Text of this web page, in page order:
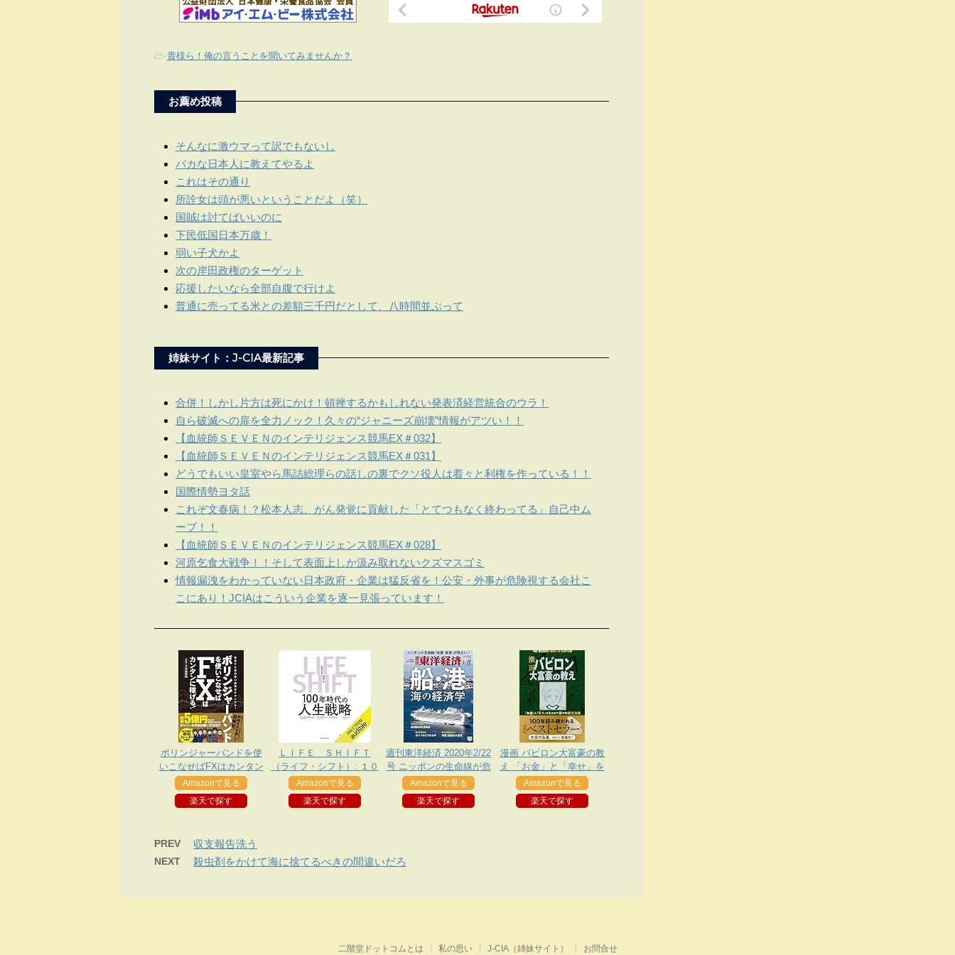
-貴様ら！俺の言うことを聞いてみませんか？
お薦め投稿
そんなに激ウマって訳でもないし
バカな日本人に教えてやるよ
これはその通り
所詮女は頭が悪いということだよ（笑）
国賊は討てばいいのに
下民低国日本万歳！
弱い子犬かよ
次の岸田政権のターゲット
応援したいなら全部自腹で行けよ
普通に売ってる米との差額三千円だとして、八時間並ぶって
姉妹サイト：J-CIA最新記事
合併！しかし片方は死にかけ！頓挫するかもしれない発表済経営統合のウラ！
自ら破滅への扉を全力ノック！久々の“ジャニーズ崩壊”情報がアツい！！
【血統師ＳＥＶＥＮのインテリジェンス競馬EX＃032】
【血統師ＳＥＶＥＮのインテリジェンス競馬EX＃031】
どうでもいい皇室やら馬詰総理らの話しの裏でクソ役人は着々と利権を作っている！！
国際情勢ヨタ話
これぞ文春病！？松本人志、がん発覚に貢献した「とてつもなく終わってる」自己中ム
ーブ！！
【血統師ＳＥＶＥＮのインテリジェンス競馬EX＃028】
河原乞食大戦争！！そして表面上しか汲み取れないクズマスゴミ
情報漏洩をわかっていない日本政府・企業は猛反省を！公安・外事が危険視する会社こ
こにあり！JCIAはこういう企業を逐一見張っています！
ボリンジャーバンドを使
いこなせばFXはカンタン
に稼げる！2019年最新版
Amazonで見る
楽天で探す
ＬＩＦＥ ＳＨＩＦＴ
（ライフ・シフト）: １０
０年時代の人生戦略
Amazonで見る
楽天で探す
週刊東洋経済 2020年2/22
号 ニッポンの生命線が危
ない 船・港 海の経済学
Amazonで見る
楽天で探す
漫画 バビロン大富豪の教
え 「お金」と「幸せ」を
生み出す五つの黄金法則
Amazonで見る
楽天で探す
PREV 収支報告洗う
NEXT 殺虫剤をかけて海に捨てるべきの間違いだろ
二階堂ドットコムとは 私の思い J-CIA（姉妹サイト） お問合せ